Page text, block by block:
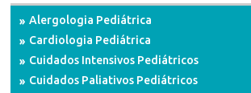
Alergologia Pediátrica
Cardiologia Pediátrica
Cuidados Intensivos Pediátricos
Cuidados Paliativos Pediátricos